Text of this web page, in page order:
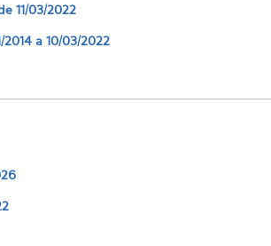
11/03/2022
a 10/03/2022